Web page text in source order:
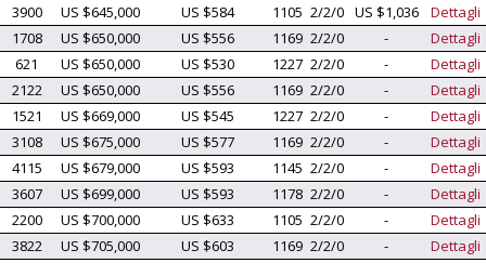
3900
US $645,000 US $584 1105 2/2/0 US $1,036
Dettagli
1708
US $650,000 US $556 1169 2/2/0 -
Dettagli
621
US $650,000 US $530 1227 2/2/0 -
Dettagli
2122
US $650,000 US $556 1169 2/2/0 -
Dettagli
1521
US $669,000 US $545 1227 2/2/0 -
Dettagli
3108
US $675,000 US $577 1169 2/2/0 -
Dettagli
4115
US $679,000 US $593 1145 2/2/0 -
Dettagli
3607
US $699,000 US $593 1178 2/2/0 -
Dettagli
2200
US $700,000 US $633 1105 2/2/0 -
Dettagli
3822
US $705,000 US $603 1169 2/2/0 -
Dettagli